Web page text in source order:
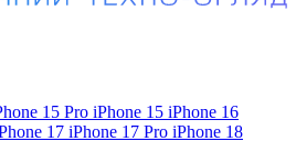
15 Pro iPhone 15 iPhone 16
17 iPhone 17 Pro iPhone 18